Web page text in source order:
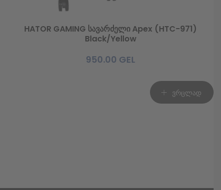
ვრცლად
HATOR GAMING სავარძელი Apex (HTC-971)
Black/Yellow
950.00 GEL